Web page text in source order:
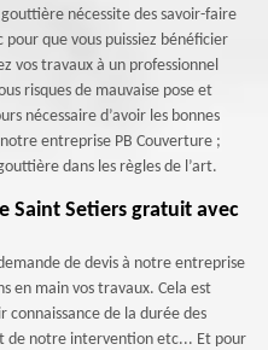
nécessite des savoir-faire
que vous puissiez bénéficier
vos travaux à un professionnel
risques de mauvaise pose et
nécessaire d’avoir les bonnes
entreprise PB Couverture ;
dans les règles de l’art.
Saint Setiers gratuit avec
de devis à notre entreprise
en main vos travaux. Cela est
connaissance de la durée des
de notre intervention etc... Et pour